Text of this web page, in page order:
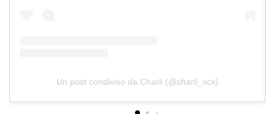
Un post condiviso da Charli (@charli_xcx)